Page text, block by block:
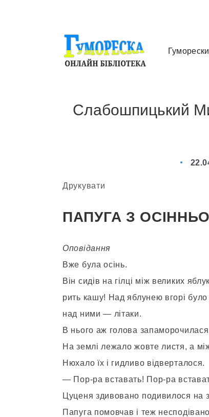
Гуморески
Слабошпицький
Друкувати
ПАПУГА З
Оповідання
Вже була осінь.
Він сидів на гілці між великих
рить кашу! Над яблунею вгорі
над ними — літаки.
В нього аж голова
На землі лежало жовте листя, а
Нюхало їх і гидливо відверталося.
— Пор-ра вставать! Пор-ра
Цуценя здивовано подивилося на
Папуга помовчав і теж